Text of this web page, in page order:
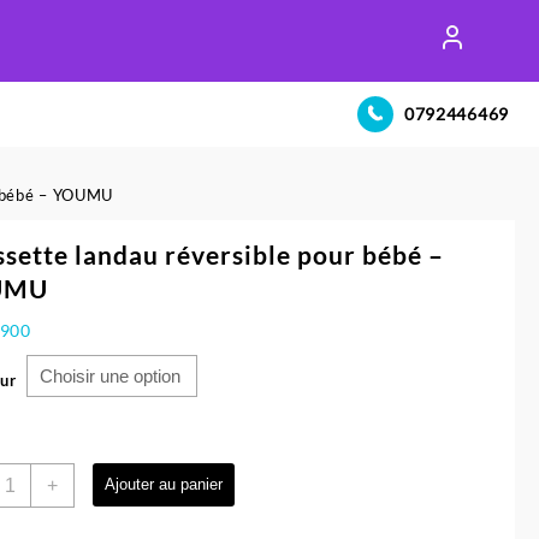
0792446469
– YOUMU
landau réversible pour bébé –
+ Ajouter au panier